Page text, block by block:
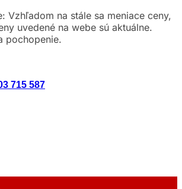
Vzhľadom na stále sa meniace ceny,
uvedené na webe sú aktuálne.
pochopenie.
715 587